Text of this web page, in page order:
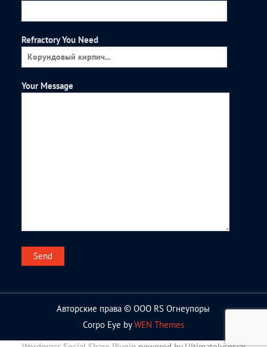
Refractory You Need
Your Message
Авторские права © ООО RS Огнеупоры
Corpo Eye byWEN Themes